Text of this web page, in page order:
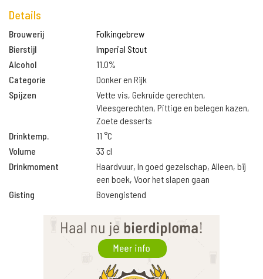
Details
Brouwerij
Folkingebrew
Bierstijl
Imperial Stout
Alcohol
11.0%
Categorie
Donker en Rijk
Spijzen
Vette vis, Gekruide gerechten,
Vleesgerechten, Pittige en belegen kazen,
Zoete desserts
Drinktemp.
11 °C
Volume
33 cl
Drinkmoment
Haardvuur, In goed gezelschap, Alleen, bij
een boek, Voor het slapen gaan
Gisting
Bovengistend